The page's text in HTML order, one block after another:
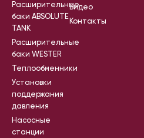
Расширительные
баки ABSOLUTE
TANK
Расширительные
баки WESTER
Теплообменники
Установки
поддержания
давления
Насосные
станции
Видео
Контакты